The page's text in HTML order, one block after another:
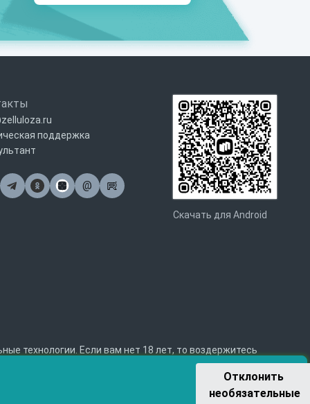
поддержка
@Почта
Скачать для Android
технологии. Если вам нет 18 лет, то воздержитесь
Отклонить
необязательные